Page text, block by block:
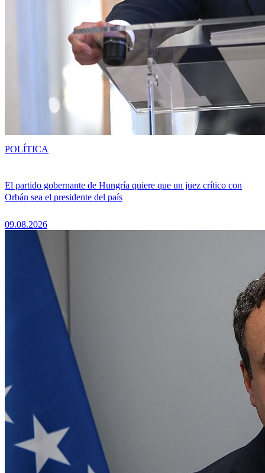
El partido gobernante de Hungría quiere que un juez crítico con
Orbán sea el presidente del país
09.08.2026
POLÍTICA